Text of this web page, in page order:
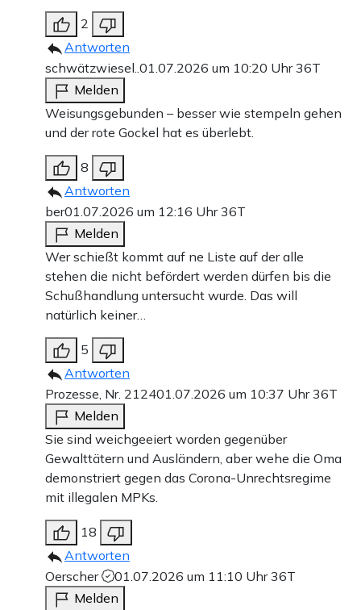
2
Antworten
schwätzwiesel..01.07.2026 um 10:20 Uhr36T
Melden
Weisungsgebunden – besser wie stempeln gehen
und der rote Gockel hat es überlebt.
8
Antworten
ber01.07.2026 um 12:16 Uhr36T
Melden
Wer schießt kommt auf ne Liste auf der alle
stehen die nicht befördert werden dürfen bis die
Schußhandlung untersucht wurde. Das will
natürlich keiner…
5
Antworten
Prozesse, Nr. 212401.07.2026 um 10:37 Uhr36T
Melden
Sie sind weichgeeiert worden gegenüber
Gewalttätern und Ausländern, aber wehe die Oma
demonstriert gegen das Corona-Unrechtsregime
mit illegalen MPKs.
18
Antworten
Oerscher
01.07.2026 um 11:10 Uhr36T
Melden